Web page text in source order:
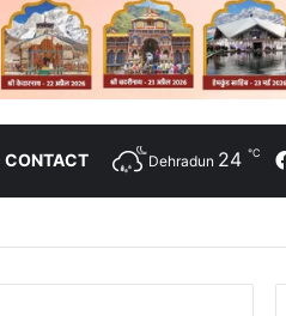
CONTACT Dehradun 24 ℃